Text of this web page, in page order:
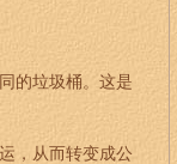
的垃圾桶。这是
，从而转变成公